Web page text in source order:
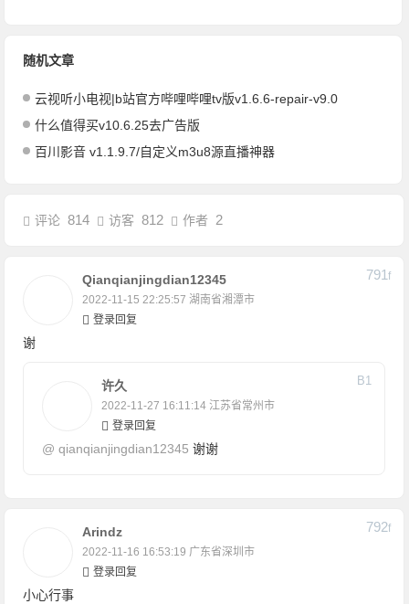
随机文章
云视听小电视|b站官方哔哩哔哩tv版v1.6.6-repair-v9.0
什么值得买v10.6.25去广告版
百川影音 v1.1.9.7/自定义m3u8源直播神器
评论814 访客812 作者 2
Qianqianjingdian12345
2022-11-15 22:25:57 湖南省湘潭市
791F
登录回复
谢
许久
2022-11-27 16:11:14 江苏省常州市
B1
登录回复
@qianqianjingdian12345 谢谢
Arindz
2022-11-16 16:53:19 广东省深圳市
792F
登录回复
小心行事